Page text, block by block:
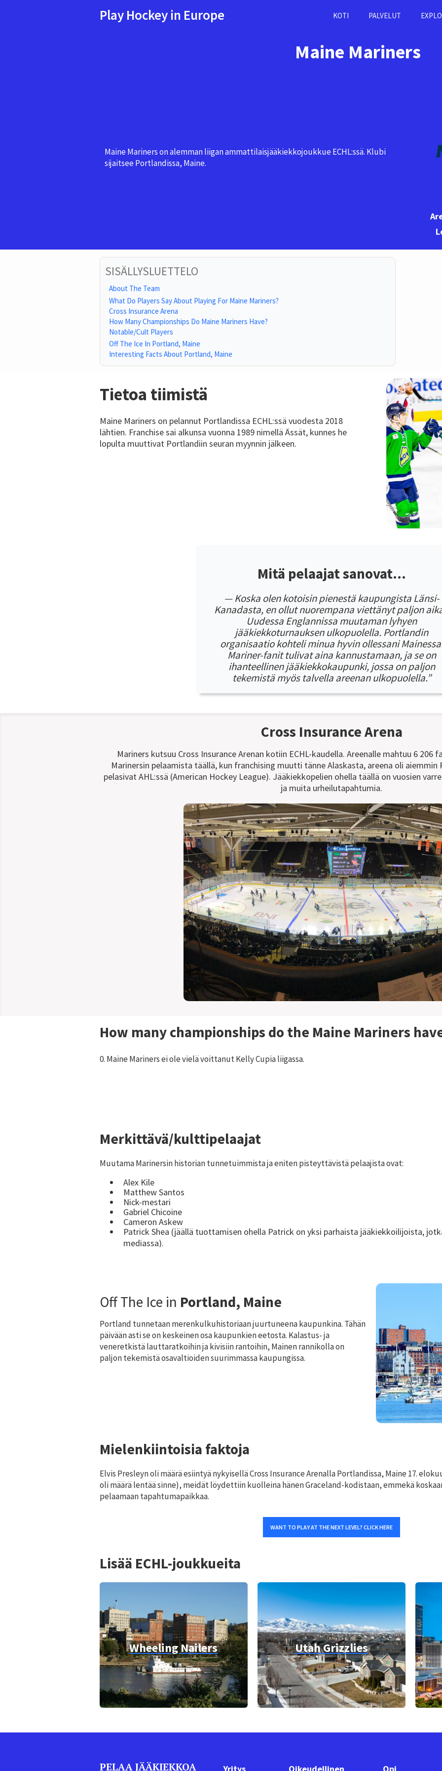
Play Hockey in Europe KOTI PALVELUT
Maine Mariners
Maine Mariners on alemman liigan ammattilaisjääkiekkojoukkue ECHL:ssä. Klubi
sijaitsee Portlandissa, Maine.
SISÄLLYSLUETTELO
About The Team
What Do Players Say About Playing For Maine Mariners?
Cross Insurance Arena
How Many Championships Do Maine Mariners Have?
Notable/Cult Players
Off The Ice In Portland, Maine
Interesting Facts About Portland, Maine
Tietoa tiimistä
Maine Mariners on pelannut Portlandissa ECHL:ssä vuodesta 2018
lähtien. Franchise sai alkunsa vuonna 1989 nimellä Ässät, kunnes he
lopulta muuttivat Portlandiin seuran myynnin jälkeen.
Mitä pelaajat sanovat...
— Koska olen kotoisin pienestä kaupungista Länsi-
Kanadasta, en ollut nuorempana viettänyt paljon
Uudessa Englannissa muutaman lyhyen
jääkiekkoturnauksen ulkopuolella. Portlandin
organisaatio kohteli minua hyvin ollessani
Mariner-fanit tulivat aina kannustamaan, ja se on
ihanteellinen jääkiekkokaupunki, jossa on paljon
tekemistä myös talvella areenan ulkopuolella.”
Cross Insurance Arena
Mariners kutsuu Cross Insurance Arenan kotiin ECHL-kaudella. Areenalle mahtuu 6 206
Marinersin pelaamista täällä, kun franchising muutti tänne Alaskasta, areena oli
pelasivat AHL:ssä (American Hockey League). Jääkiekkopelien ohella täällä on vuosien
ja muita urheilutapahtumia.
How many championships do the Maine Mariners
0. Maine Mariners ei ole vielä voittanut Kelly Cupia liigassa.
Merkittävä/kulttipelaajat
Muutama Marinersin historian tunnetuimmista ja eniten pisteyttävistä pelaajista ovat:
Alex Kile
Matthew Santos
Nick-mestari
Gabriel Chicoine
Cameron Askew
Patrick Shea (jäällä tuottamisen ohella Patrick on yksi parhaista jääkiekkoilijoista,
mediassa).
Off The Ice in Portland, Maine
Portland tunnetaan merenkulkuhistoriaan juurtuneena kaupunkina. Tähän
päivään asti se on keskeinen osa kaupunkien eetosta. Kalastus- ja
veneretkistä lauttaratkoihin ja kivisiin rantoihin, Mainen rannikolla on
paljon tekemistä osavaltioiden suurimmassa kaupungissa.
Mielenkiintoisia faktoja
Elvis Presleyn oli määrä esiintyä nykyisellä Cross Insurance Arenalla Portlandissa, Maine 17.
oli määrä lentää sinne), meidät löydettiin kuolleina hänen Graceland-kodistaan, emmekä
pelaamaan tapahtumapaikkaa.
WANT TO PLAY AT THE NEXT LEVEL? CLICK HERE
Lisää ECHL-joukkueita
Wheeling Nailers Utah Grizzlies
PELAA JÄÄKIEKKOA